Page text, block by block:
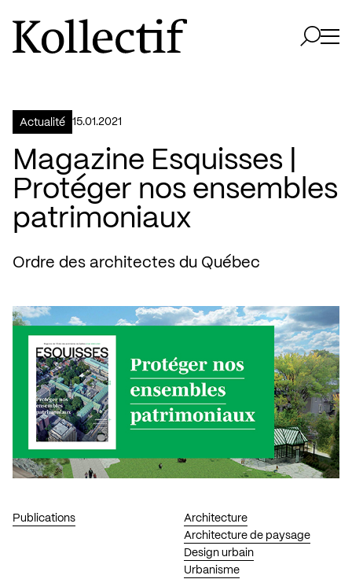
Aller à la page d'accueil
Logo Kollectif
Actualité 15.01.2021
Magazine Esquisses |
Protéger nos ensembles
patrimoniaux
Ordre des architectes du Québec
Publications
Architecture
Architecture de paysage
Design urbain
Urbanisme